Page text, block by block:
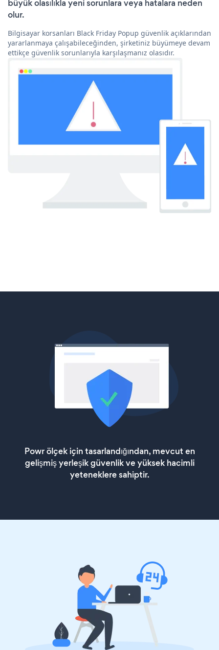
büyük olasılıkla yeni sorunlara veya hatalara neden
olur.
Bilgisayar korsanları Black Friday Popup güvenlik açıklarından
yararlanmaya çalışabileceğinden, şirketiniz büyümeye devam
ettikçe güvenlik sorunlarıyla karşılaşmanız olasıdır.
Powr ölçek için tasarlandığından, mevcut en
gelişmiş yerleşik güvenlik ve yüksek hacimli
yeteneklere sahiptir.